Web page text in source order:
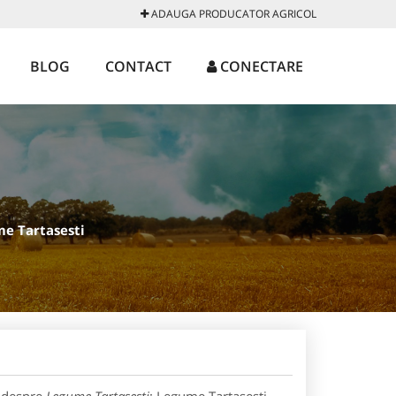
ADAUGA PRODUCATOR AGRICOL
BLOG CONTACT CONECTARE
Tartasesti